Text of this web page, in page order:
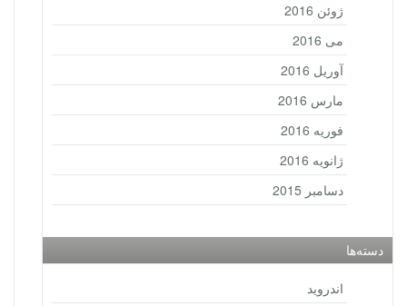
ژوئن 2016
می 2016
آوریل 2016
مارس 2016
فوریه 2016
ژانویه 2016
دسامبر 2015
دسته‌ها
اندروید